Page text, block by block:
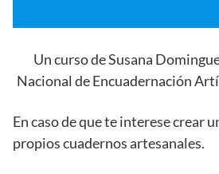
Un curso de Susana
Nacional de Encuadernación
En caso de que te interese crear
propios cuadernos artesanales.